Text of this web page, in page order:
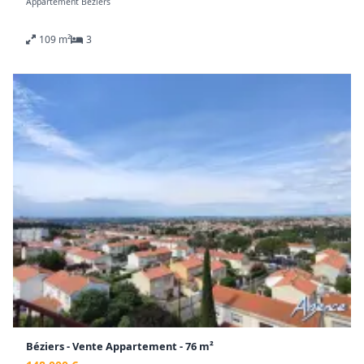
résidence sécurisée bénéficiant d'une agréable terrasse,
un véritable atout en hyper-centre.
quatre chambres, d'une salle d'eau ainsi que d'un WC
indépendant.
L'une des chambres offre la possibilité, selon vos
besoins et vos envies, d'agrandir la pièce de vie afin de
créer un vaste espace séjour d'environ 41 m².
Le bien est équipé d'un chauffage collectif au gaz et
dispose également d'un cellier venant compléter
l'ensemble.
Une rénovation complète est à prévoir, offrant ainsi
l'opportunité de créer un appartement à votre image
dans un emplacement particulièrement recherché du
centre-ville.
Une belle opportunité pour les amateurs de rénovation
ou les investisseurs à la recherche d'un bien à fort
potentiel.
Honoraires à la charge du vendeur. Dans une
109 m² 3
Béziers - Vente Appartement - 76 m²